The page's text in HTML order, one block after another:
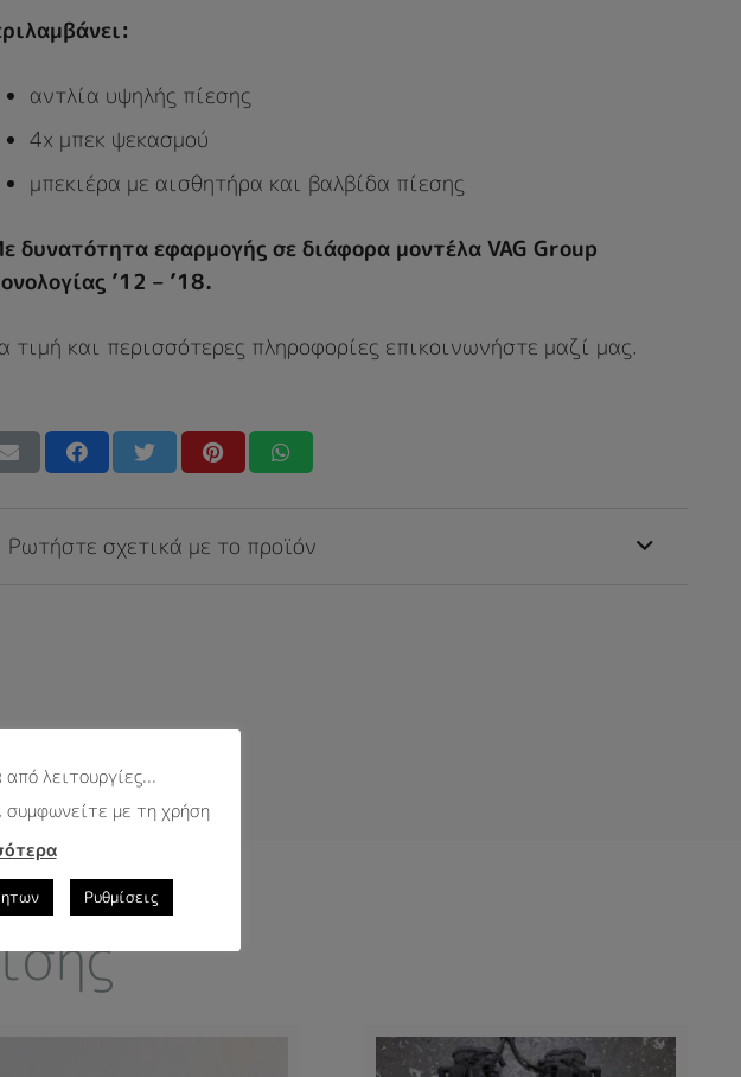
αντλία υψηλής πίεσης
4x μπεκ ψεκασμού
μπεκιέρα με αισθητήρα και βαλβίδα πίεσης
δυνατότητα εφαρμογής σε διάφορα μοντέλα VAG Group
’12 – ’18.
τιμή και περισσότερες πληροφορίες επικοινωνήστε μαζί μας.
Ρωτήστε σχετικά με το προϊόν
λειτουργίες...
με τη χρήση
Ρυθμίσεις